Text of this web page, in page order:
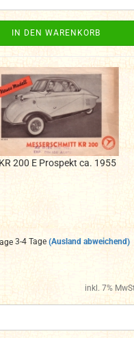
IN DEN WARENKORB
200 E Prospekt ca. 1955
3-4 Tage (Ausland abweichend)
inkl. 7%